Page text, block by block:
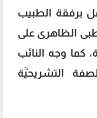
برفقة الطبيب
الظاهرى على
كما وجه النائب
التشريحيَّة